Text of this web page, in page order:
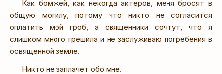
Как бомжей, как некогда актеров, меня бросят в
общую могилу, потому что никто не согласится
оплатить мой гроб, а священники сочтут, что я
слишком много грешила и не заслуживаю погребения в
освященной земле.
Никто не заплачет обо мне.